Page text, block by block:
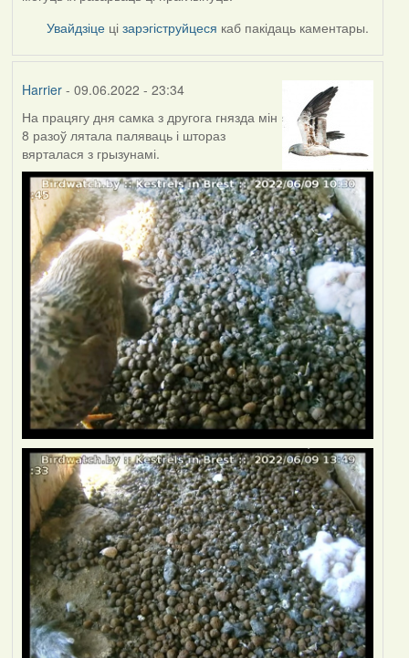
Увайдзіце цізарэгіструйцеся каб пакідаць каментары.
Harrier- 09.06.2022 - 23:34
На працягу дня самка з другога гнязда мін
8 разоў лятала паляваць і штораз
вярталася з грызунамі.